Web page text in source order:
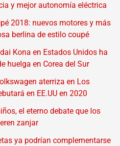
y mejor autonomía eléctrica
2018: nuevos motores y más
berlina de estilo coupé
Kona en Estados Unidos ha
huelga en Corea del Sur
aterriza en Los
en EE.UU en 2020
el eterno debate que los
zanjar
ya podrían complementarse